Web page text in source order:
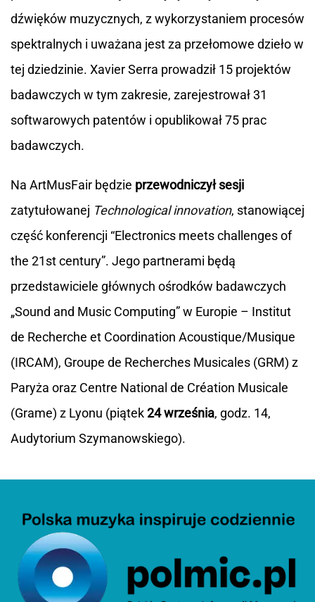
dźwięków muzycznych, z wykorzystaniem procesów
spektralnych i uważana jest za przełomowe dzieło w
tej dziedzinie. Xavier Serra prowadził 15 projektów
badawczych w tym zakresie, zarejestrował 31
softwarowych patentów i opublikował 75 prac
badawczych.
Na ArtMusFair będzie przewodniczył sesji
zatytułowanej Technological innovation, stanowiącej
część konferencji “Electronics meets challenges of
the 21st century”. Jego partnerami będą
przedstawiciele głównych ośrodków badawczych
„Sound and Music Computing” w Europie – Institut
de Recherche et Coordination Acoustique/Musique
(IRCAM), Groupe de Recherches Musicales (GRM) z
Paryża oraz Centre National de Création Musicale
(Grame) z Lyonu (piątek24 września, godz. 14,
Audytorium Szymanowskiego).